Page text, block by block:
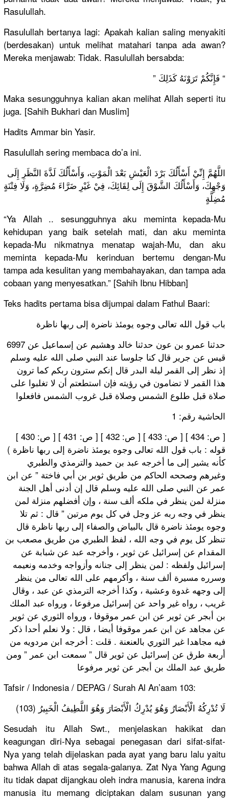
Rasulullah.
Rasulullah bertanya lagi: Apakah kalian saling menyakiti
(berdesakan) untuk melihat matahari tanpa ada awan?
Mereka menjawab: Tidak. Rasulullah bersabda:
” فَإِنَّكُمْ تَرَوْنَهُ كَذَلِكَ “
Maka sesungguhnya kalian akan melihat Allah seperti itu
juga. [Sahih Bukhari dan Muslim]
Hadits Ammar bin Yasir.
Rasulullah sering membaca do’a ini.
اللَّهُمَّ إِنِّيْ أَسْأَلُكَ بَرْدَ الْعَيْشِ بَعْدَ الْمَوْتِ، وَأَسْأَلُكَ لَذَّةَ النَّظَرِ إِلَى
وَجْهِكَ، وَأَسْأَلُكَ الشَّوْقَ إِلَى لِقَائِكَ، فِيْ غَيْرِ ضَرَّاءَ مُضِرَّةٍ، وَلَا فِتْنَةٍ
مُضِلَّةٍ
“Ya Allah .. sesungguhnya aku meminta kepada-Mu
kehidupan yang baik setelah mati, dan aku meminta
kepada-Mu nikmatnya menatap wajah-Mu, dan aku
meminta kepada-Mu kerinduan bertemu dengan-Mu
tampa ada kesulitan yang membahayakan, dan tampa ada
cobaan yang menyesatkan.” [Sahih Ibnu Hibban]
Teks hadits pertama bisa dijumpai dalam Fathul Baari:
باب قول الله تعالى وجوه يومئذ ناضرة إلى ربها ناظرة
6997 حدثنا عمرو بن عون حدثنا خالد وهشيم عن إسماعيل عن
قيس عن جرير قال كنا جلوسا عند النبي صلى الله عليه وسلم
إذ نظر إلى القمر ليلة البدر قال إنكم سترون ربكم كما ترون
هذا القمر لا تضامون في رؤيته فإن استطعتم أن لا تغلبوا على
صلاة قبل طلوع الشمس وصلاة قبل غروب الشمس فافعلوا
الحاشية رقم: 1
[ ص: 430 ] [ ص: 431 ] [ ص: 432 ] [ ص: 433 ] [ ص: 434 ]
قوله : باب قول الله تعالى وجوه يومئذ ناضرة إلى ربها ناظرة )
كأنه يشير إلى ما أخرجه عبد بن حميد والترمذي والطبري
وغيرهم وصححه الحاكم من طريق ثوير بن أبي فاختة ” عن ابن
عمر عن النبي صلى الله عليه وسلم قال إن أدنى أهل الجنة
منزلة لمن ينظر في ملكه ألف سنة ، وإن أفضلهم منزلة لمن
ينظر في وجه ربه عز وجل في كل يوم مرتين ” قال : ثم تلا
وجوه يومئذ ناضرة قال بالبياض والصفاء إلى ربها ناظرة قال
تنظر كل يوم في وجه الله ، لفظ الطبري من طريق مصعب بن
المقدام عن إسرائيل عن ثوير ، وأخرجه عبد عن شبابة عن
إسرائيل ولفظه : لمن ينظر إلى جنانه وأزواجه وخدمه ونعيمه
وسرره مسيرة ألف سنة ، وأكرمهم على الله تعالى من ينظر
إلى وجهه غدوة وعشية ، وكذا أخرجه الترمذي عن عبد ، وقال
غريب ، رواه غير واحد عن إسرائيل مرفوعا ، ورواه عبد الملك
بن أبجر عن ثوير عن ابن عمر موقوفا ، ورواه الثوري عن ثوير
عن مجاهد عن ابن عمر موقوفا أيضا ، قال : ولا نعلم أحدا ذكر
فيه مجاهدا غير الثوري بالعنعنة . قلت : أخرجه ابن مردويه من
أربعة طرق عن إسرائيل عن ثوير قال ” سمعت ابن عمر ” ومن
طريق عبد الملك بن أبجر عن ثوير مرفوعا
Tafsir / Indonesia / DEPAG / Surah Al An’aam 103:
لَا تُدْرِكُهُ الْأَبْصَارُ وَهُوَ يُدْرِكُ الْأَبْصَارَ وَهُوَ اللَّطِيفُ الْخَبِيرُ (103)
Sesudah itu Allah Swt., menjelaskan hakikat dan
keagungan diri-Nya sebagai penegasan dari sifat-sifat-
Nya yang telah dijelaskan pada ayat yang baru lalu yaitu
bahwa Allah di atas segala-galanya. Zat Nya Yang Agung
itu tidak dapat dijangkau oleh indra manusia, karena indra
manusia itu memang diciptakan dalam susunan yang